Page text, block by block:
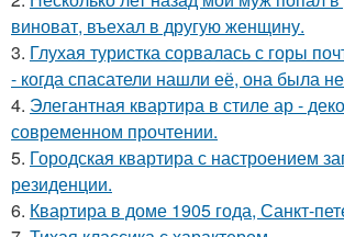
виноват, въехал в другую женщину.
3. Глухая туристка сорвалась с горы
- когда спасатели нашли её, она была
4. Элегантная квартира в стиле ар -
современном прочтении.
5. Городская квартира с настроением
резиденции.
6. Квартира в доме 1905 года, Санкт-